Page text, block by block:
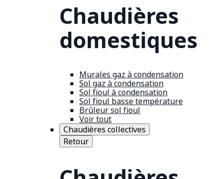
Chaudières
domestiques
Murales gaz à condensation
Sol gaz à condensation
Sol fioul à condensation
Sol fioul basse température
Brûleur sol fioul
Voir tout
Chaudières collectives
Retour